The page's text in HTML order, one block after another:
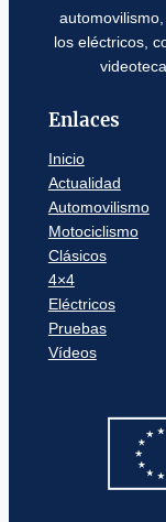
los eléctricos,
Enlaces
Inicio
Actualidad
Automovilismo
Motociclismo
Clásicos
4×4
Eléctricos
Pruebas
Vídeos